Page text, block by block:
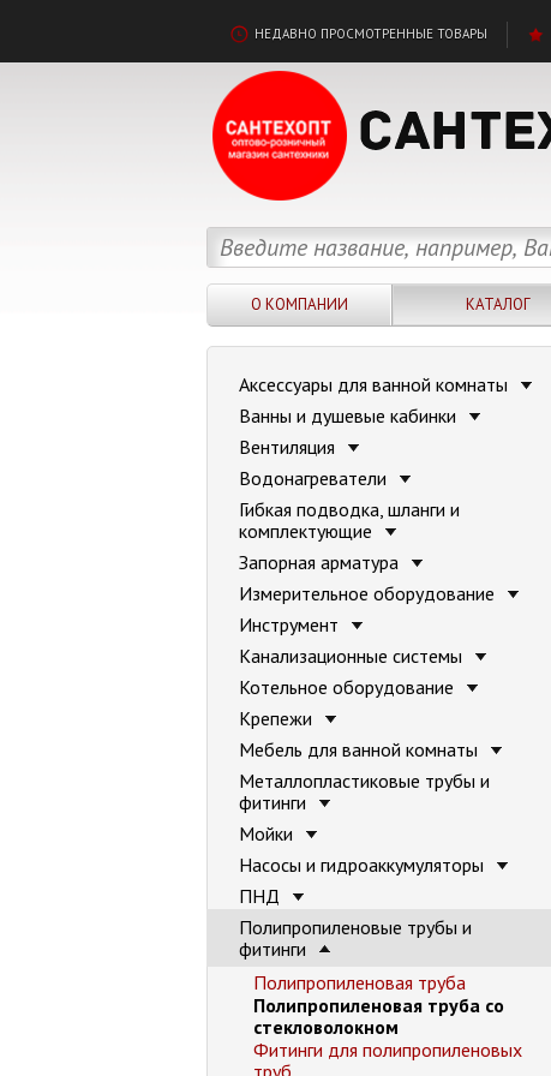
НЕДАВНО ПРОСМОТРЕННЫЕ ТОВАРЫ
О КОМПАНИИ КАТАЛОГ
Аксессуары для ванной комнаты
Ванны и душевые кабинки
Вентиляция
Водонагреватели
Гибкая подводка, шланги и
комплектующие
Запорная арматура
Измерительное оборудование
Инструмент
Канализационные системы
Котельное оборудование
Крепежи
Мебель для ванной комнаты
Металлопластиковые трубы и
фитинги
Мойки
Насосы и гидроаккумуляторы
ПНД
Полипропиленовые трубы и
фитинги
Полипропиленовая труба
Полипропиленовая труба со
стекловолокном
Фитинги для полипропиленовых
труб